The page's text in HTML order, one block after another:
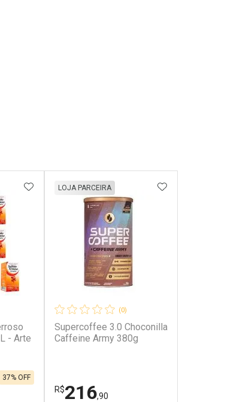
- Arte
37% OFF
ADICIONAR AOS FAVORITOS
(0)
Supercoffee 3.0 Choconilla
Caffeine Army 380g
LOJA PARCEIRA
R$216,90
ADICIONAR AOS